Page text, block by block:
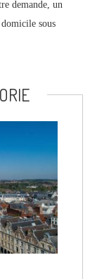
demande, un
sous